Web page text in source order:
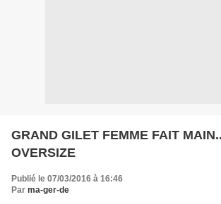
GRAND GILET FEMME FAIT
OVERSIZE
Publié le 07/03/2016 à 16:46
Par ma-ger-de